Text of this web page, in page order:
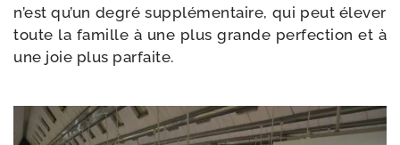
n’est qu’un degré sup­plé­men­taire, qui peut éle­ver
toute la famille à une plus grande per­fec­tion et à
une joie plus parfaite.